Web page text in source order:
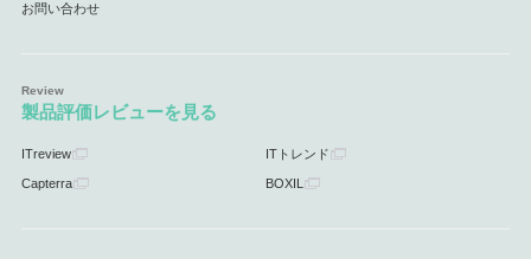
お問い合わせ
製品評価レビューを見る
ITreview ITトレンド
Capterra BOXIL